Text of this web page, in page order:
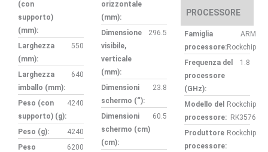
(con
supporto)
(mm):
Larghezza
(mm):
550
Larghezza
imballo (mm):
640
Peso (con
supporto) (g):
4240
Peso (g):
4240
Peso
6200
orizzontale
(mm):
Dimensione
visibile,
verticale
(mm):
296.5
Dimensioni
schermo (“):
23.8
Dimensioni
schermo (cm)
(cm):
60.5
PROCESSORE
Famiglia
processore:
ARM
Rockchip
Frequenza del
processore
(GHz):
1.8
Modello del
processore:
Rockchip
RK3576
Produttore
processore:
Rockchip